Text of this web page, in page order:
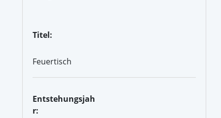
Titel:
Feuertisch
Entstehungsjah
r: